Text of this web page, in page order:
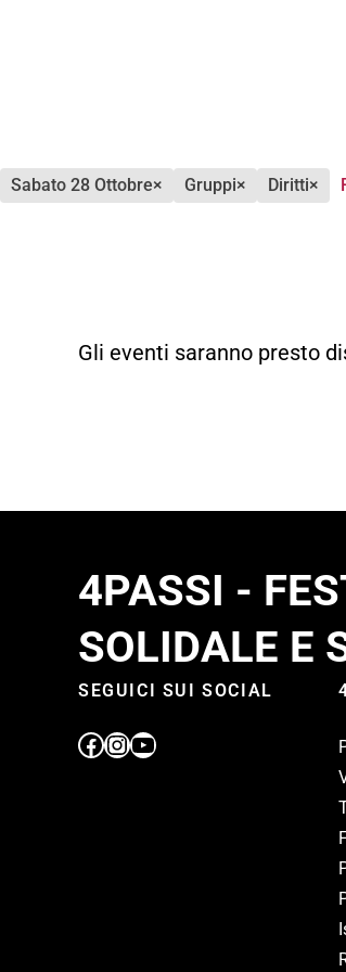
sabato 28 Ottobre× gruppi× diritti×
Gli eventi saranno presto
4PASSI -
SOLIDALE E
SEGUICI SUI SOCIAL